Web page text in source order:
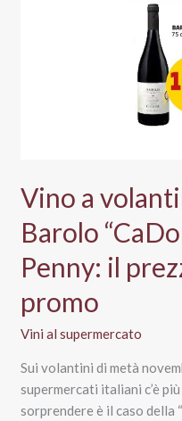
Vino a
Barolo
Penny: il
promo
Vini al supermercato
Sui volantini di metà
supermercati italiani c’è
sorprendere è il caso della